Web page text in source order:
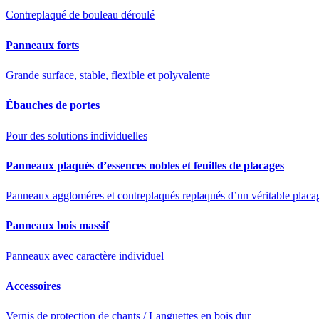
Contreplaqué de bouleau déroulé
Panneaux forts
Grande surface, stable, flexible et polyvalente
Ébauches de portes
Pour des solutions individuelles
Panneaux plaqués d’essences nobles et feuilles de placages
Panneaux aggloméres et contreplaqués replaqués d’un véritable
Panneaux bois massif
Panneaux avec caractère individuel
Accessoires
Vernis de protection de chants / Languettes en bois dur